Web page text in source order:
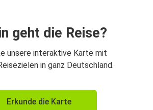
geht die Reise?
unsere interaktive Karte mit
in ganz Deutschland.
Erkunde die Karte